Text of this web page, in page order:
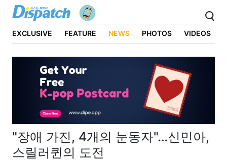
EXCLUSIVE FEATURE NEWS PHOTOS VIDEOS
"장애 가진, 4개의 눈동자"…신민아,
스릴러퀸의 도전